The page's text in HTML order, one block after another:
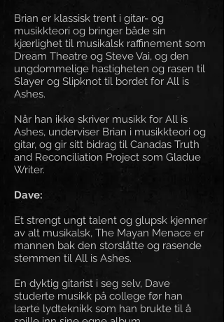
Brian er klassisk trent i gitar- og
musikkteori og bringer både sin
kjærlighet til musikalsk raffinement som
Dream Theatre og Steve Vai, og den
ungdommelige hastigheten og rasen til
Slayer og Slipknot til bordet for All is
Ashes.
Når han ikke skriver musikk for All is
Ashes, underviser Brian i musikkteori og
gitar, og gir sitt bidrag til Canadas Truth
and Reconciliation Project som Gladue
Writer.
Dave:
Et strengt ungt talent og glupsk kjenner
av alt musikalsk, The Mayan Menace er
mannen bak den storslåtte og rasende
stemmen til All is Ashes.
En dyktig gitarist i seg selv, Dave
studerte musikk på college før han
lærte lydteknikk som han brukte til å